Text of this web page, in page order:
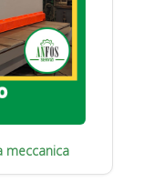
meccanica